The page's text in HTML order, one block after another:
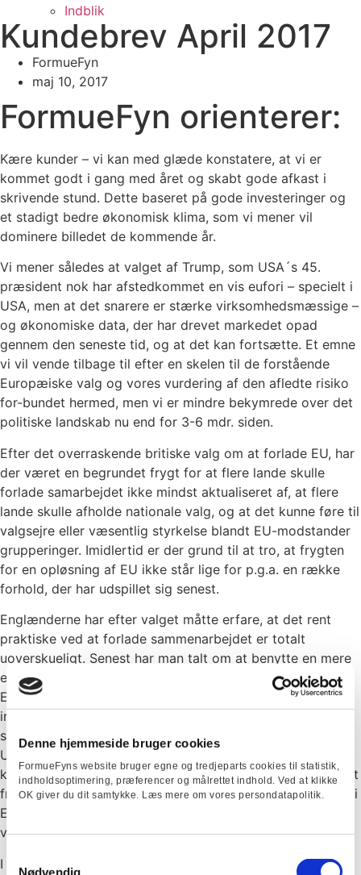
Denne hjemmeside bruger cookies
FormueFyns website bruger egne og tredjeparts cookies til statistik,
indholdsoptimering, præferencer og målrettet indhold. Ved at klikke
OK giver du dit samtykke. Læs mere om vores persondatapolitik.
Nødvendig
Indblik
Kundebrev April 2017
FormueFyn
maj 10, 2017
FormueFyn orienterer:
Kære kunder – vi kan med glæde konstatere, at vi er
kommet godt i gang med året og skabt gode afkast i
skrivende stund. Dette baseret på gode investeringer og
et stadigt bedre økonomisk klima, som vi mener vil
dominere billedet de kommende år.
Vi mener således at valget af Trump, som USA´s 45.
præsident nok har afstedkommet en vis eufori – specielt i
USA, men at det snarere er stærke virksomhedsmæssige –
og økonomiske data, der har drevet markedet opad
gennem den seneste tid, og at det kan fortsætte. Et emne
vi vil vende tilbage til efter en skelen til de forstående
Europæiske valg og vores vurdering af den afledte risiko
for-bundet hermed, men vi er mindre bekymrede over det
politiske landskab nu end for 3-6 mdr. siden.
Efter det overraskende britiske valg om at forlade EU, har
der været en begrundet frygt for at flere lande skulle
forlade samarbejdet ikke mindst aktualiseret af, at flere
lande skulle afholde nationale valg, og at det kunne føre til
valgsejre eller væsentlig styrkelse blandt EU-modstander
grupperinger. Imidlertid er der grund til at tro, at frygten
for en opløsning af EU ikke står lige for p.g.a. en række
forhold, der har udspillet sig senest.
Englænderne har efter valget måtte erfare, at det rent
praktiske ved at forlade sammenarbejdet er totalt
uoverskueligt. Senest har man talt om at benytte en mere
end 500 år gammel regel, der muliggør, at man kan gøre
EU regler til engleske regler, fordi man ikke kan nå at
implementere nye regler før man skal være ude af EU, for
så efterfølgende, at omgøre dem via parlamentet.
Unægtelig besværligt, hvilket bør afskrække nogle EU-
kritikere fra at stille for kategoriske krav op om straks exit
fra EU i forbindelse med ”valgsejre”. Herudover synes der i
Europa i øvrigt at være en stigende tilslutning til EU-
venlige grupperinger.
I Holland faldt valget således ud til fordel for EU